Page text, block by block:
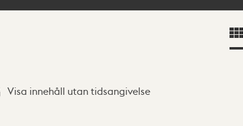
Visa innehåll utan tidsangivelse